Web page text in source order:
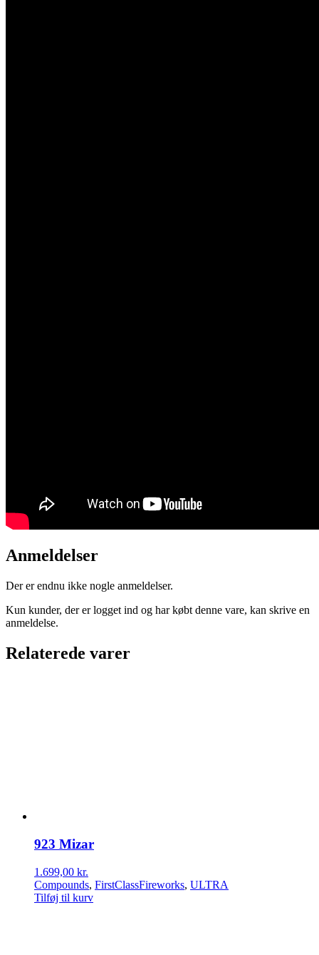
Anmeldelser
Der er endnu ikke nogle anmeldelser.
Kun kunder, der er logget ind og har købt denne vare, kan skrive en
anmeldelse.
Relaterede varer
923 Mizar
1.699,00 kr.
Compounds, FirstClassFireworks, ULTRA
Tilføj til kurv